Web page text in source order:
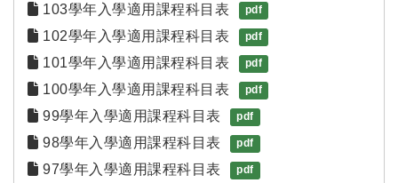
103學年入學適用課程科目表 pdf
102學年入學適用課程科目表 pdf
101學年入學適用課程科目表 pdf
100學年入學適用課程科目表 pdf
99學年入學適用課程科目表 pdf
98學年入學適用課程科目表 pdf
97學年入學適用課程科目表 pdf